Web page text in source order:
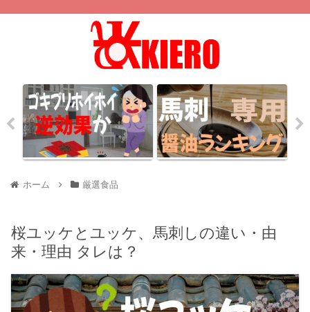
ホーム 厳選食品
桜ユッケとユッケ、馬刺しの違い・由
来・理由 タレは？